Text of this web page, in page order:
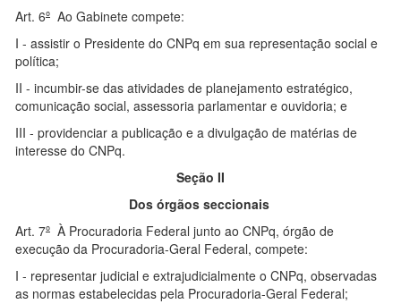
Art. 6º Ao Gabinete compete:
I - assistir o Presidente do CNPq em sua representação social e
política;
II - incumbir-se das atividades de planejamento estratégico,
comunicação social, assessoria parlamentar e ouvidoria; e
III - providenciar a publicação e a divulgação de matérias de
interesse do CNPq.
Seção II
Dos órgãos seccionais
Art. 7º À Procuradoria Federal junto ao CNPq, órgão de
execução da Procuradoria-Geral Federal, compete:
I - representar judicial e extrajudicialmente o CNPq, observadas
as normas estabelecidas pela Procuradoria-Geral Federal;